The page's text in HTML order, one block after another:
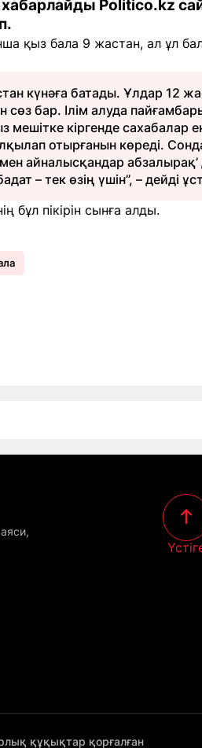
Politico.kz
қыз бала 9 жастан, ал ұл
күнәға батады. Ұлдар 12
сөз бар. Ілім алуда
кіргенде сахабалар
отырғанын көреді.
айналысқандар абзалырақ’
– тек өзің үшін”, – дейді
бұл пікірін сынға алды.
құқықтар қорғалған